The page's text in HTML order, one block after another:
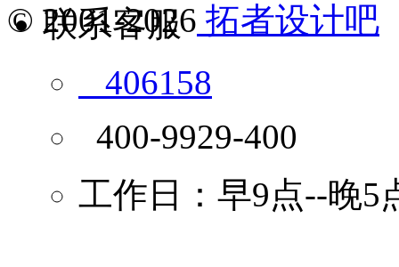
© 2001-2026 拓者设计吧
联系客服
406158
400-9929-400
工作日：早9点--晚5